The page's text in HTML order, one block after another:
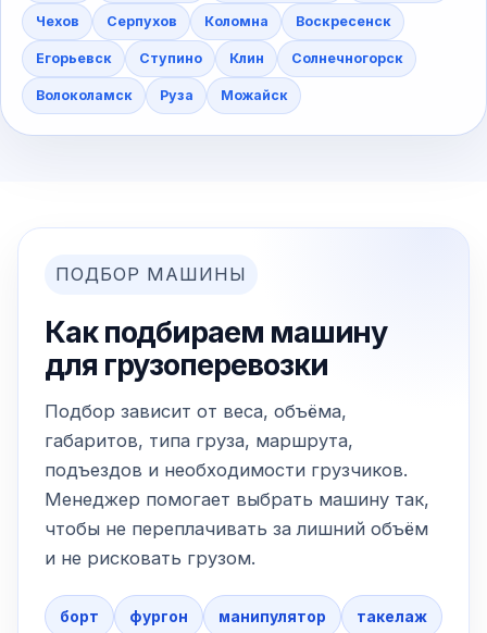
Чехов Серпухов Коломна Воскресенск
Егорьевск Ступино Клин Солнечногорск
Волоколамск Руза Можайск
ПОДБОР МАШИНЫ
Как подбираем машину
для грузоперевозки
Подбор зависит от веса, объёма,
габаритов, типа груза, маршрута,
подъездов и необходимости грузчиков.
Менеджер помогает выбрать машину так,
чтобы не переплачивать за лишний объём
и не рисковать грузом.
борт фургон манипулятор такелаж